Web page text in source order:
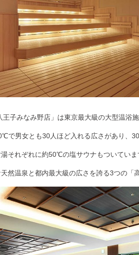
王子みなみ野店」は東京最大級の大型温浴
で男女とも30人ほど入れる広さがあり、
それぞれに約50℃の塩サウナもついていま
然温泉と都内最大級の広さを誇る3つの「